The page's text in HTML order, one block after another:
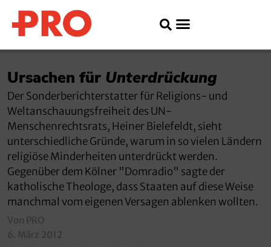
Ursachen für Unterdrückung
Der Sonderberichterstatter für Religions- und
Weltanschauungsfreiheit des UN-
Menschenrechtsrats, Heiner Bielefeldt, sieht
unterschiedliche Gründe, warum in so vielen Ländern
religiöse Minderheiten unterdrückt werden.
Gegenüber dem Kölner "Domradio" sagte der
katholische Theologe, dass Staaten auf diese Weise
manchmal vom eigenen Versagen ablenken wollten.
Von PRO
6. März 2012